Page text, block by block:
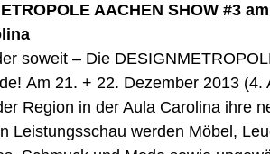
AACHEN SHOW #3
soweit – Die
Am 21. + 22. Dezember 2013 (4.
Region in der Aula Carolina ihre
Leistungsschau werden Möbel,